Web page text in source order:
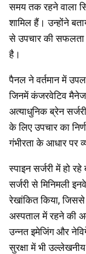
समय तक रहने वाला
शामिल हैं। उन्होंने
से उपचार की
है।
पैनल ने वर्तमान में
जिनमें कंजरवेटिव
अत्याधुनिक ब्रेन
के लिए उपचार का
गंभीरता के आधार पर
स्पाइन सर्जरी में हो
सर्जरी से मिनिमली
रेखांकित किया,
अस्पताल में रहने की
उन्नत इमेजिंग और
सुरक्षा में भी उल्लेखनीय